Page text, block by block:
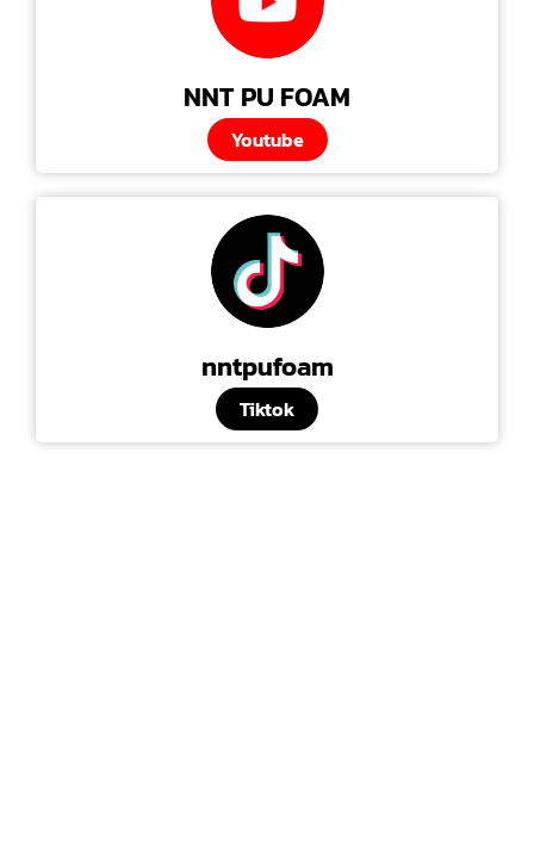
NNT PU FOAM
Youtube
nntpufoam
Tiktok